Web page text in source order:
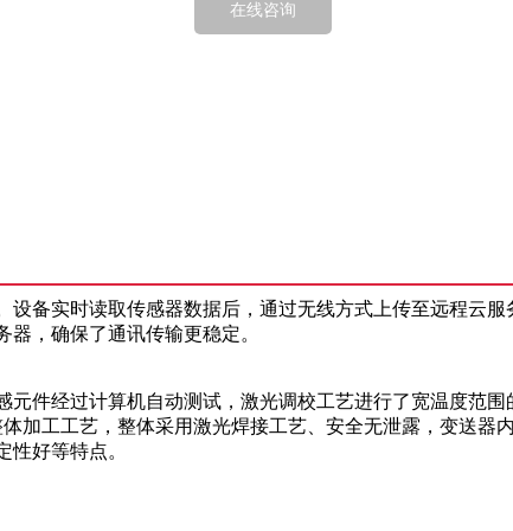
在线咨询
备实时读取传感器数据后，通过无线方式上传至远程云
，确保了通讯传输更稳定。
件经过计算机自动测试，激光调校工艺进行了宽温度范
加工工艺，整体采用激光焊接工艺、安全无泄露，变送器
好等特点。